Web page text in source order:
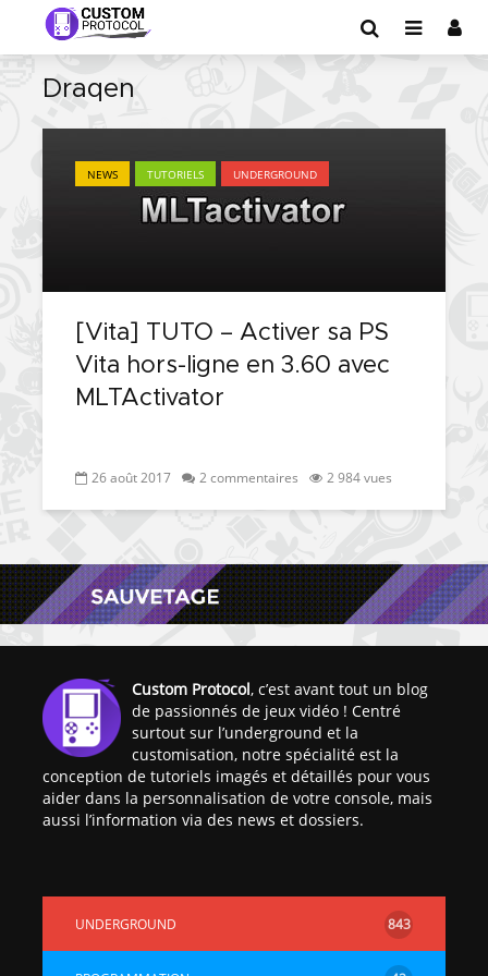
Draqen
NEWS TUTORIELS UNDERGROUND
[Vita] TUTO – Activer sa PS
Vita hors-ligne en 3.60 avec
MLTActivator
26 août 2017 2 commentaires 2 984 vues
Custom Protocol, c’est avant tout un blog
de passionnés de jeux vidéo ! Centré
surtout sur l’underground et la
customisation, notre spécialité est la
conception de tutoriels imagés et détaillés pour vous
aider dans la personnalisation de votre console, mais
aussi l’information via des news et dossiers.
UNDERGROUND 843